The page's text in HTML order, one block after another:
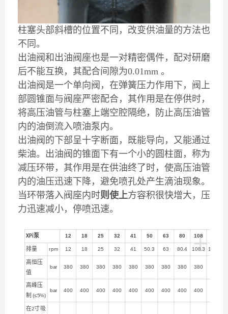
柱塞头部斜槽的位置不同，改变供油量的方法也
不同。
出油阀和出油阀座也是一对精密偶件，配对研磨
后不能互换，其配合间隙为0.01mm 。
出油阀是一个单向阀，在弹簧压力作用下，阀上
部圆锥面与阀座严密配合，其作用是在停供时，
将高压油管与柱塞上端空腔隔绝，防止高压油管
内的油倒流入喷油泵内。
出油阀的下部呈十字断面，既能导向，又能通过
柴油。出油阀的锥面下有一个小的圆柱面，称为
减压环带，其作用是在供油终了时，使高压油管
内的油压迅速下降，避免喷孔处产生滴油现象。
当环带落入阀座内时则使上方容积很快增大，压
力迅速减小，停喷迅速。
+
XPi泵 12 18 25 32 41 50 63 80 108
排量 rpm 12 18 25 32 41 50.3 63 80.4 108.3 129.8
高恒压
值
bar 380 380 380 380 380 380 380 380 380
高峰压
制 (≤5%)
bar 400 400 400 400 400 400 400 400 400
在2寸吸